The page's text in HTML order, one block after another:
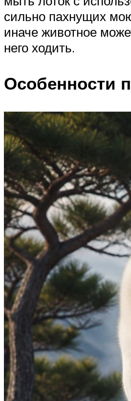
сильно пахнущих
иначе животное
него ходить.
Особенности